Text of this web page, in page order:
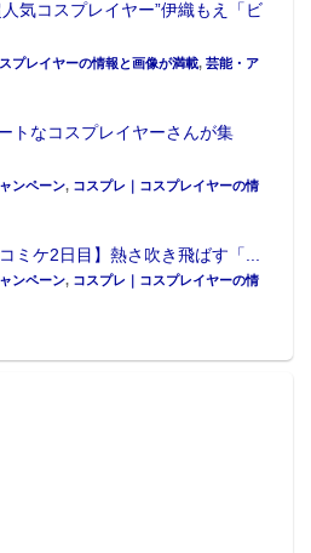
人気コスプレイヤー”伊織もえ「ビ
プレイヤーの情報と画像が満載, 芸能・ア
トなコスプレイヤーさんが集
ンペーン, コスプレ｜コスプレイヤーの情
ミケ2日目】熱さ吹き飛ばす「...
ンペーン, コスプレ｜コスプレイヤーの情